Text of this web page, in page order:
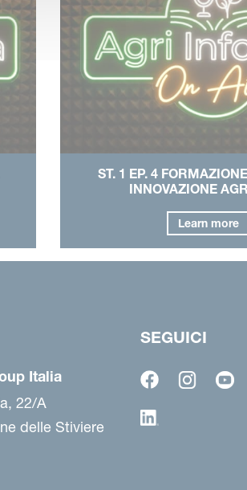
ST. 1 EP. 4
INNOVAZIONE
Learn more
Italia
22/A
delle Stiviere
SEGUICI